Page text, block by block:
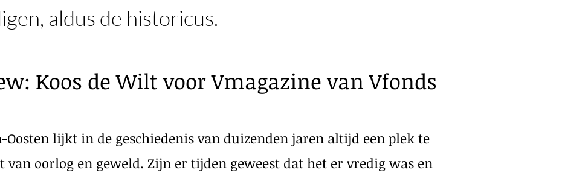
aldus de historicus.
Koos de Wilt voor Vmagazine van Vfonds
Oosten lijkt in de geschiedenis van duizenden jaren altijd een plek te
van oorlog en geweld. Zijn er tijden geweest dat het er vredig was en